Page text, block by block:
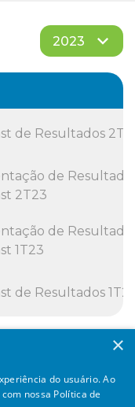
de Resultados
de
2T23
de
1T23
de Resultados
×
do usuário. Ao
nossa Política de